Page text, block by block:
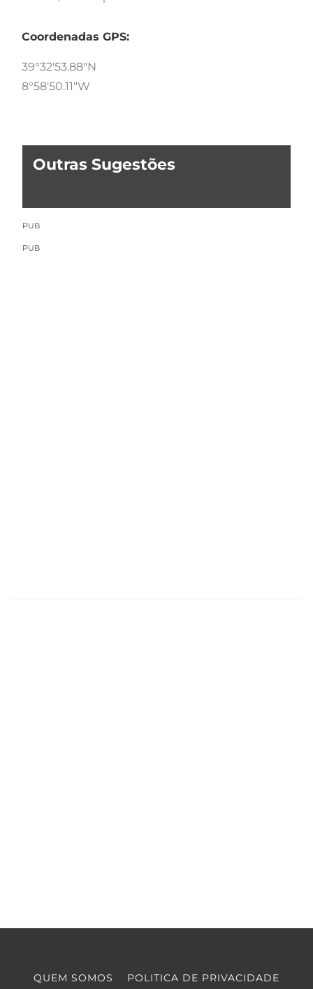
Coordenadas GPS:
39°32'53.88"N
8°58'50.11"W
Outras Sugestões
PUB
PUB
QUEM SOMOS POLITICA DE PRIVACIDADE